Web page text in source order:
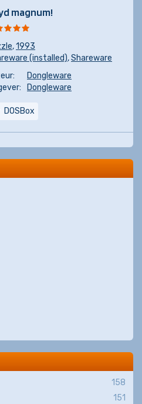
magnum!
,1993
(installed),Shareware
Dongleware
Dongleware
DOSBox
158
151